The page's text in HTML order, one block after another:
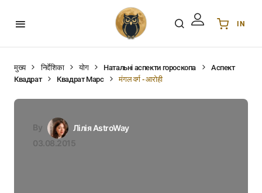
IN
PL Polski
मुख्य निर्देशिका योग Натальні аспекти гороскопа
Аспект
Квадрат
Квадрат Марс मंगल वर्ग - आरोही
By
Лілія AstroWay
03.08.2015